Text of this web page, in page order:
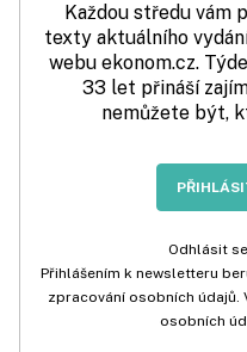
Každou středu vám
texty aktuálního
webu ekonom.cz.
33 let přináší
nemůžete být,
Odhlásit
Přihlášením k newsletteru
zpracování osobních údajů.
osobních